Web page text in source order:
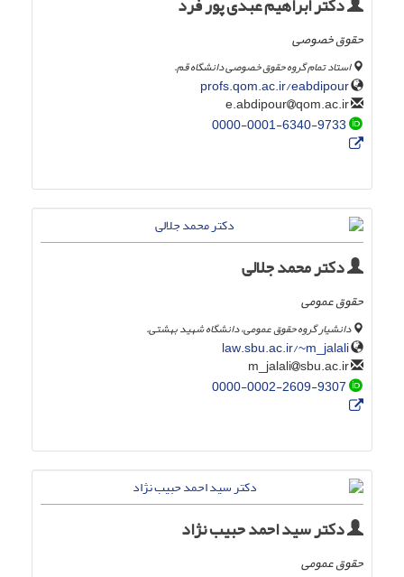
حقوق خصوصی
استاد تمام گروه حقوق خصوصی دانشگاه قم.
profs.qom.ac.ir/eabdipour
qom.ac.ir
0000-0001-6340-9733
دکتر محمد جلالی
حقوق عمومی
دانشیار گروه حقوق عمومی، دانشگاه شهید بهشتی.
law.sbu.ac.ir/~m_jalali
sbu.ac.ir
0000-0002-2609-9307
دکتر سید احمد حبیب نژاد
حقوق عمومی